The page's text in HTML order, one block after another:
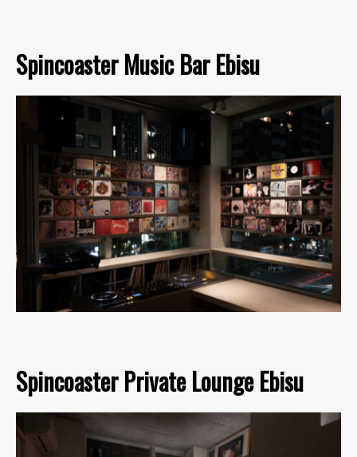
Spincoaster Music Bar Ebisu
Spincoaster Private Lounge Ebisu